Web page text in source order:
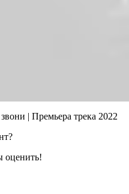
| Премьера трека 2022
оценить!